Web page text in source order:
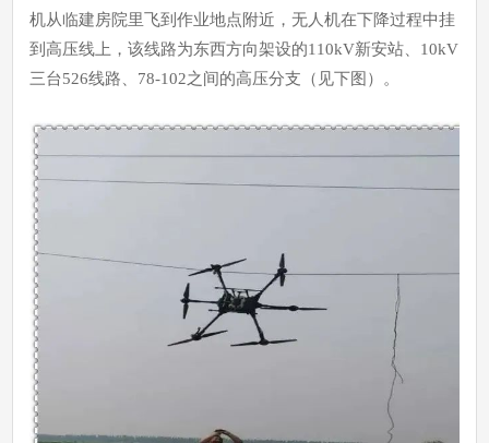
机从临建房院里飞到作业地点附近，无人机在下降过程中挂
到高压线上，该线路为东西方向架设的110kV新安站、10kV
三台526线路、78-102之间的高压分支（见下图）。